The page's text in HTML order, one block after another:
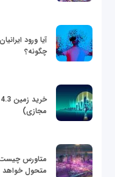
آیا ورود
چگونه؟
مجازی)
متاورس چیست
متحول خواهد